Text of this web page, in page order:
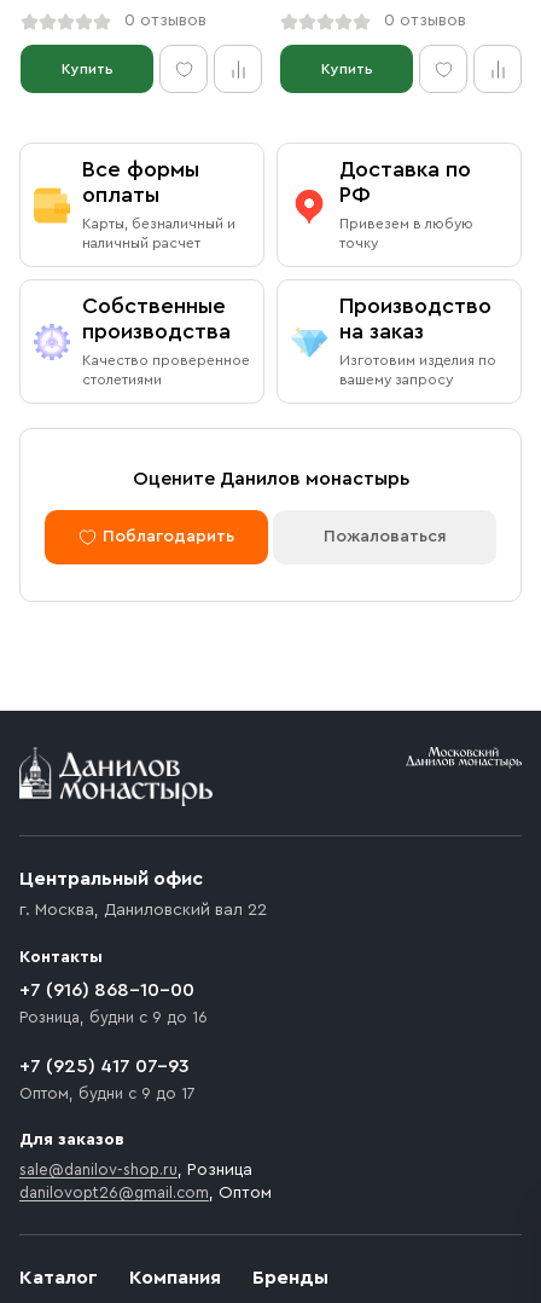
0 отзывов
Купить
0 отзывов
Купить
Все формы
оплаты
Карты, безналичный и
наличный расчет
Доставка по
РФ
Привезем в любую
точку
Собственные
производства
Качество проверенное
столетиями
Производство
на заказ
Изготовим изделия по
вашему запросу
Оцените Данилов монастырь
Поблагодарить Пожаловаться
Каталог Компания Бренды
Центральный офис
г. Москва, Даниловский вал 22
Контакты
+7 (916) 868-10-00
Розница, будни с 9 до 16
+7 (925) 417 07-93
Оптом, будни с 9 до 17
Для заказов
sale@danilov-shop.ru, Розница
danilovopt26@gmail.com, Оптом